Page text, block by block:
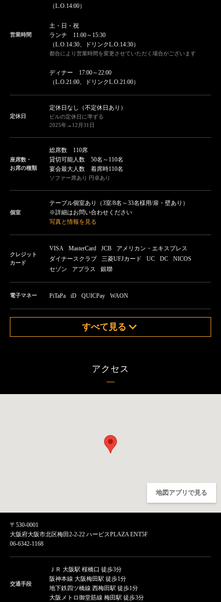
営業時間
（L.O.14:00）
土・日・祝
ランチ 11:00～15:30
（L.O.14:30、ドリンクL.O.14:30）
都合により営業時間を変更させていただく場合がございます
ディナー 17:00～22:00
（L.O.21:00、ドリンクL.O.21:00）
定休日
定休日なし（不定休日あり）
ビルの定休日に準ずる
2025年→12月31日
座席数・
お席の種類
総席数 110席
貸切可能人数 50名～110名
宴会最大人数 着席時110名
ソファー席あり 円卓あり
個室
テーブル個室あり（3室/8名～33名様用/扉・壁あり）
※詳細はお問い合わせください
写真と情報を見る
クレジット
カード
VISA MasterCard JCB
アメリカン・エキスプレス
ダイナースクラブ
三菱UFJカード UC DC
NICOS
セゾン
アプラス 銀聯
電子マネー PiTaPa iD QUICPay WAON
すべて見る
アクセス
地図アプリで見る
〒530-0001
大阪府大阪市北区梅田2-2-22 ハービスPLAZA ENT5F
06-6342-1168
交通手段
ＪＲ 大阪駅 桜橋口 徒歩3分
阪神本線 大阪梅田駅 徒歩1分
地下鉄四ツ橋線 西梅田駅 徒歩1分
大阪メトロ御堂筋線 梅田駅 徒歩3分